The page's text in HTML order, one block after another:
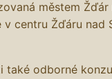
městem
centru Žďáru nad
také odborné